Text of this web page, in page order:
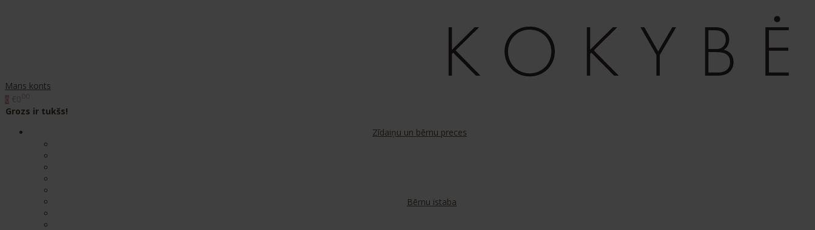
Mans konts
Grozs ir tukšs!
Zīdaiņu un bērnu preces
Bērnu istaba